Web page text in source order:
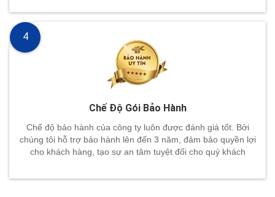
Chế Độ Gói Bảo Hành
Chế độ bảo hành của công ty luôn được đánh giá tốt. Bởi
chúng tôi hỗ trợ bảo hành lên đến 3 năm, đảm bảo quyền lợi
cho khách hàng, tạo sự an tâm tuyệt đối cho quý khách
4